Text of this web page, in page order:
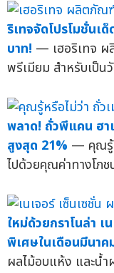
ริเทจจัดโปรโมชั่นเ
บาท! — เฮอริเทจ
พรีเมียม สำหรับเป็น
พลาด! ถั่วพีแคน ฮา
สูงสุด 21% — คุณรู้
ไปด้วยคุณค่าทางโภช
ใหม่ด้วยกราโนล่า เ
พิเศษในเดือนมีนาค
ผลไม้อบแห้ง และน้ำ